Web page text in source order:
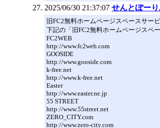
2025/06/30 21:37:07 せんとぽー
旧FC2無料ホームページスペースサー
下記の「旧FC2無料ホームページスペ
FC2WEB
http://www.fc2web.com
GOOSIDE
http://www.gooside.com
k-free.net
http://www.k-free.net
Easter
http://www.easter.ne.jp
55 STREET
http://www.55street.net
ZERO_CITY.com
http://www.zero-city.com